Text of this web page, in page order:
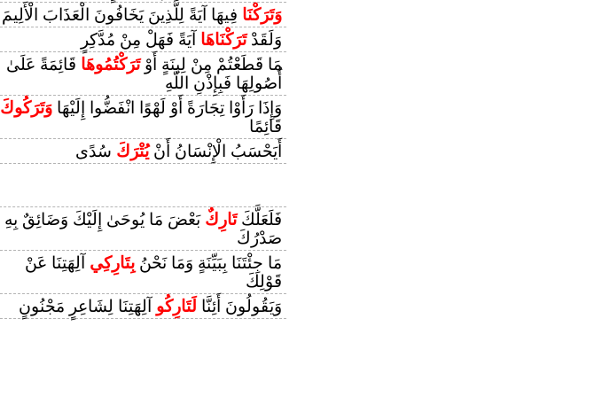
وَتَرَكْنَا فِيهَا آيَةً لِلَّذِينَ يَخَافُونَ الْعَذَابَ الْأَلِيمَ
وَلَقَدْتَرَكْنَاهَا آيَةً فَهَلْ مِنْ مُدَّكِرٍ
مَا قَطَعْتُمْ مِنْ لِينَةٍ أَوْتَرَكْتُمُوهَا قَائِمَةً عَلَىٰ
أُصُولِهَا فَبِإِذْنِ اللَّهِ
وَإِذَا رَأَوْا تِجَارَةً أَوْ لَهْوًا انْفَضُّوا إِلَيْهَا وَتَرَكُوكَ
قَائِمًا
أَيَحْسَبُ الْإِنْسَانُ أَنْيُتْرَكَ سُدًى
فَلَعَلَّكَتَارِكٌ بَعْضَ مَا يُوحَىٰ إِلَيْكَ وَضَائِقٌ بِهِ
صَدْرُكَ
مَا جِئْتَنَا بِبَيِّنَةٍ وَمَا نَحْنُ بِتَارِكِي آلِهَتِنَا عَنْ
قَوْلِكَ
وَيَقُولُونَ أَئِنَّا لَتَارِكُو آلِهَتِنَا لِشَاعِرٍ مَجْنُونٍ